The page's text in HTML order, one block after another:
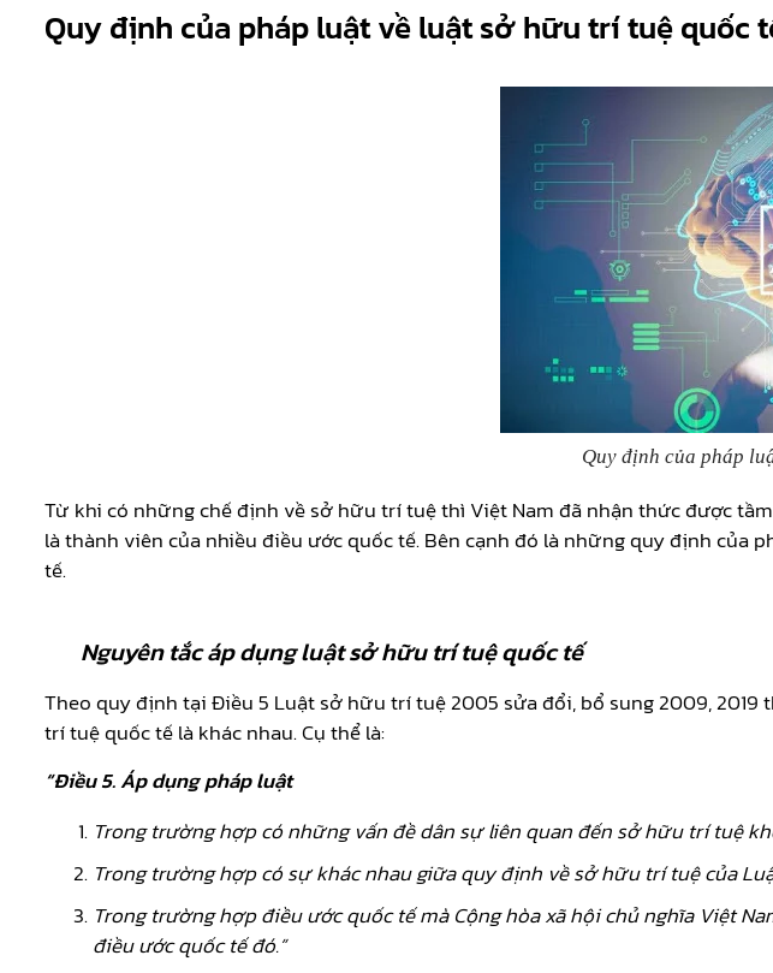
Quy định của pháp luật về luật sở hữu trí tuệ quốc
Quy định của pháp
Từ khi có những chế định về sở hữu trí tuệ thì Việt Nam đã nhận thức được
là thành viên của nhiều điều ước quốc tế. Bên cạnh đó là những quy định
tế.
Nguyên tắc áp dụng luật sở hữu trí tuệ quốc tế
Theo quy định tại Điều 5 Luật sở hữu trí tuệ 2005 sửa đổi, bổ sung 2009,
trí tuệ quốc tế là khác nhau. Cụ thể là:
“Điều 5. Áp dụng pháp luật
Trong trường hợp có những vấn đề dân sự liên quan đến sở hữu trí tuệ
Trong trường hợp có sự khác nhau giữa quy định về sở hữu trí tuệ của
Trong trường hợp điều ước quốc tế mà Cộng hòa xã hội chủ nghĩa Việt
điều ước quốc tế đó.”